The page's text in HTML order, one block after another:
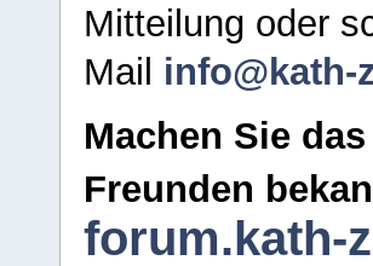
Mitteilung oder
Mail info@kath-
Machen Sie
Freunden
forum.kath-